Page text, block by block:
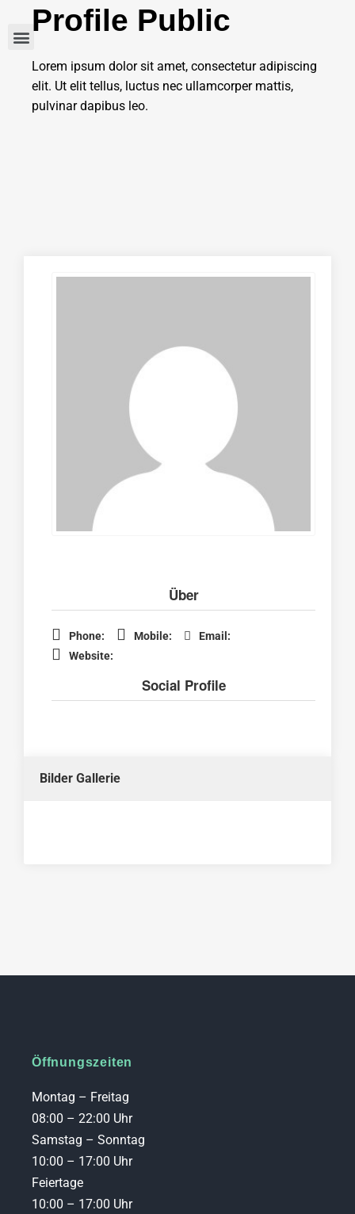
Profile Public
Lorem ipsum dolor sit amet, consectetur adipiscing
elit. Ut elit tellus, luctus nec ullamcorper mattis,
pulvinar dapibus leo.
Über
Phone: Mobile:
Email:
Website:
Social Profile
Bilder Gallerie
Öffnungszeiten
Montag – Freitag
08:00 – 22:00 Uhr
Samstag – Sonntag
10:00 – 17:00 Uhr
Feiertage
10:00 – 17:00 Uhr